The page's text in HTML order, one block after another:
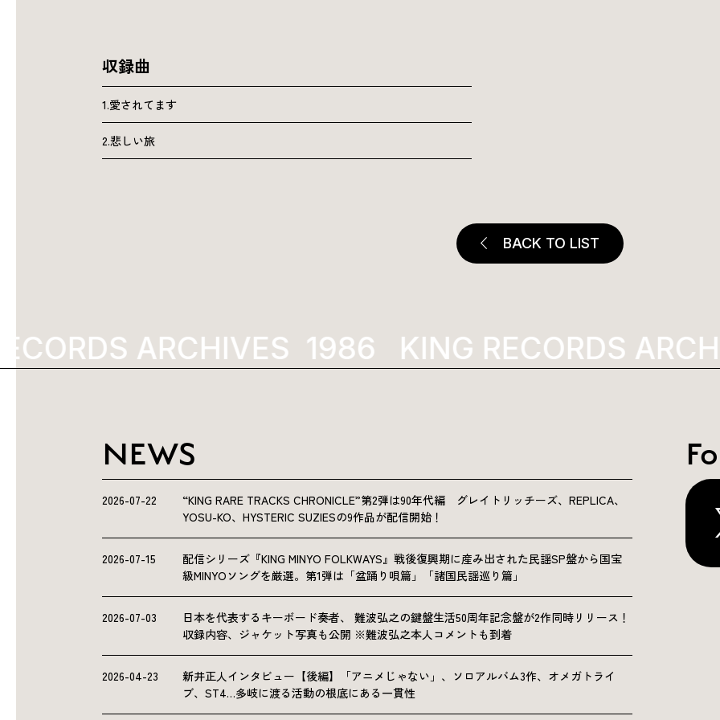
収録曲
1.愛されてます
2.悲しい旅
BACK TO LIST
ARCHIVES 1986 KING RECORDS
NEWS
2026-07-22
“KING RARE TRACKS CHRONICLE”第2弾は90年代編 グレイトリッチーズ、REPLICA、
YOSU-KO、HYSTERIC SUZIESの9作品が配信開始！
2026-07-15
配信シリーズ『KING MINYO FOLKWAYS』戦後復興期に産み出された民謡SP盤から国宝
級MINYOソングを厳選。第1弾は「盆踊り唄篇」「諸国民謡巡り篇」
2026-07-03
日本を代表するキーボード奏者、 難波弘之の鍵盤生活50周年記念盤が2作同時リリース！
収録内容、ジャケット写真も公開 ※難波弘之本人コメントも到着
2026-04-23
新井正人インタビュー【後編】「アニメじゃない」、ソロアルバム3作、オメガトライ
ブ、ST4…多岐に渡る活動の根底にある一貫性